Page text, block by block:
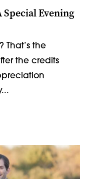
Special Evening
That’s the
the credits